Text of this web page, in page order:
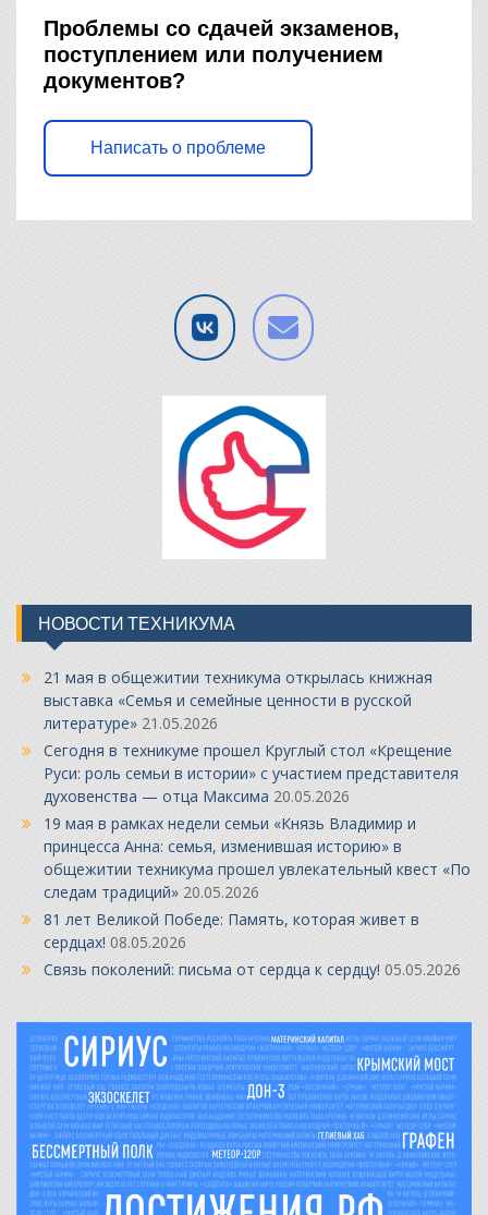
Проблемы со сдачей экзаменов,
поступлением или получением
документов?
Написать о проблеме
НОВОСТИ ТЕХНИКУМА
21 мая в общежитии техникума открылась книжная
выставка «Семья и семейные ценности в русской
литературе» 21.05.2026
Сегодня в техникуме прошел Круглый стол «Крещение
Руси: роль семьи в истории» с участием представителя
духовенства — отца Максима 20.05.2026
19 мая в рамках недели семьи «Князь Владимир и
принцесса Анна: семья, изменившая историю» в
общежитии техникума прошел увлекательный квест «По
следам традиций» 20.05.2026
81 лет Великой Победе: Память, которая живет в
сердцах! 08.05.2026
Связь поколений: письма от сердца к сердцу! 05.05.2026